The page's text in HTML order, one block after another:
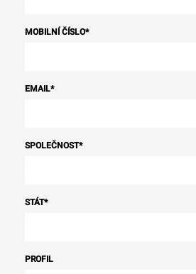
MOBILNÍ ČÍSLO*
EMAIL*
SPOLEČNOST*
STÁT*
PROFIL